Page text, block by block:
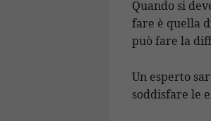
Quando si
fare è quella
può fare la
Un esperto
soddisfare le